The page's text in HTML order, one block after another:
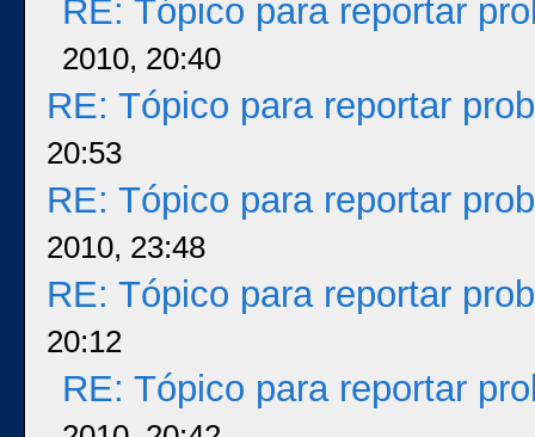
RE: Tópico para reportar
2010, 20:40
RE: Tópico para reportar
20:53
RE: Tópico para reportar
2010, 23:48
RE: Tópico para reportar
20:12
RE: Tópico para reportar